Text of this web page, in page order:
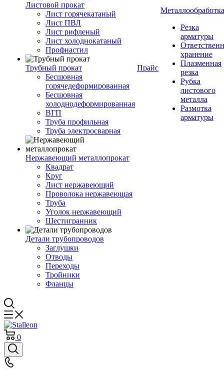
Листовой прокат
Лист горячекатаный
Лист ПВЛ
Лист рифленый
Лист холоднокатаный
Профнастил
Трубный прокат
Бесшовная
горячедеформированная
Бесшовная
холоднодеформированная
ВГП
Труба профильная
Труба электросварная
Нержавеющий металлопрокат
Квадрат
Круг
Лист нержавеющий
Проволока нержавеющая
Труба
Уголок нержавеющий
Шестигранник
Детали трубопроводов
Заглушки
Отводы
Переходы
Тройники
Фланцы
Прайс
Металлообработка
Резка
арматуры
хранение
Плазменная
резка
Рубка
листового
металла
Размотка
арматуры
0